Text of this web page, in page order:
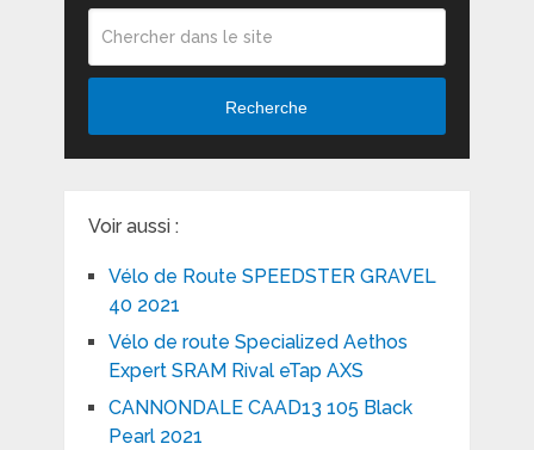
Recherche
Voir aussi :
Vélo de Route SPEEDSTER GRAVEL
40 2021
Vélo de route Specialized Aethos
Expert SRAM Rival eTap AXS
CANNONDALE CAAD13 105 Black
Pearl 2021